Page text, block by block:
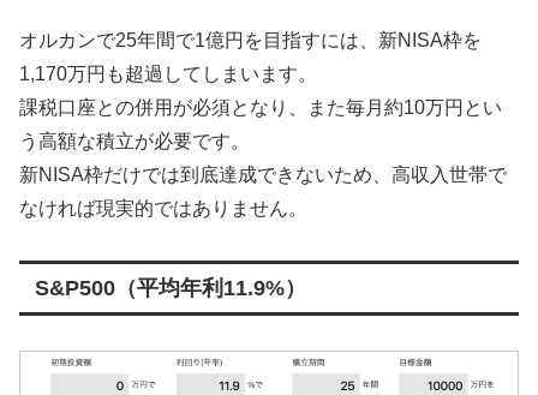
オルカンで25年間で1億円を目指すには、新NISA枠を
1,170万円も超過してしまいます。
課税口座との併用が必須となり、また毎月約10万円とい
う高額な積立が必要です。
新NISA枠だけでは到底達成できないため、高収入世帯で
なければ現実的ではありません。
S&P500（平均年利11.9%）